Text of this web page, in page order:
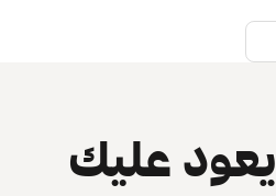
عليك